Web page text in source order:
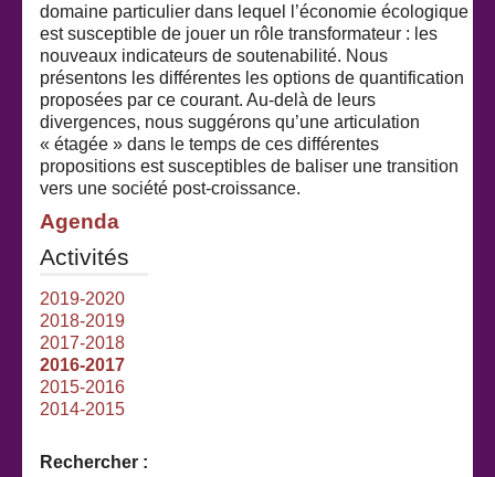
domaine particulier dans lequel l’économie écologique
est susceptible de jouer un rôle transformateur : les
nouveaux indicateurs de soutenabilité. Nous
présentons les différentes les options de quantification
proposées par ce courant. Au-delà de leurs
divergences, nous suggérons qu’une articulation
« étagée » dans le temps de ces différentes
propositions est susceptibles de baliser une transition
vers une société post-croissance.
Agenda
Activités
2019-2020
2018-2019
2017-2018
2016-2017
2015-2016
2014-2015
Rechercher :